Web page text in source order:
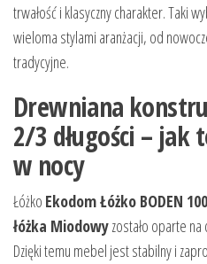
trwałość i klasyczny charakter. Taki
wieloma stylami aranżacji, od
tradycyjne.
Drewniana
2/3 długości – jak
w nocy
Łóżko Ekodom Łóżko BODEN
łóżka Miodowyzostało oparte
Dzięki temu mebel jest stabilny i